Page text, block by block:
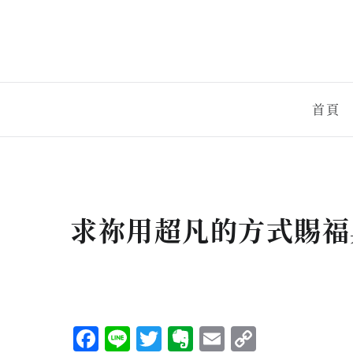
首頁
求祢用超凡的方式賜
Facebook
LineTwitterEvernote
Email